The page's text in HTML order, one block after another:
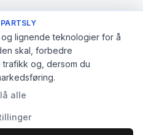
lignende teknologier for å
skal, forbedre
og, dersom du
alle